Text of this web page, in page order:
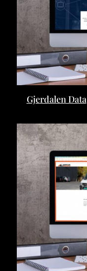
Gjerdalen Data